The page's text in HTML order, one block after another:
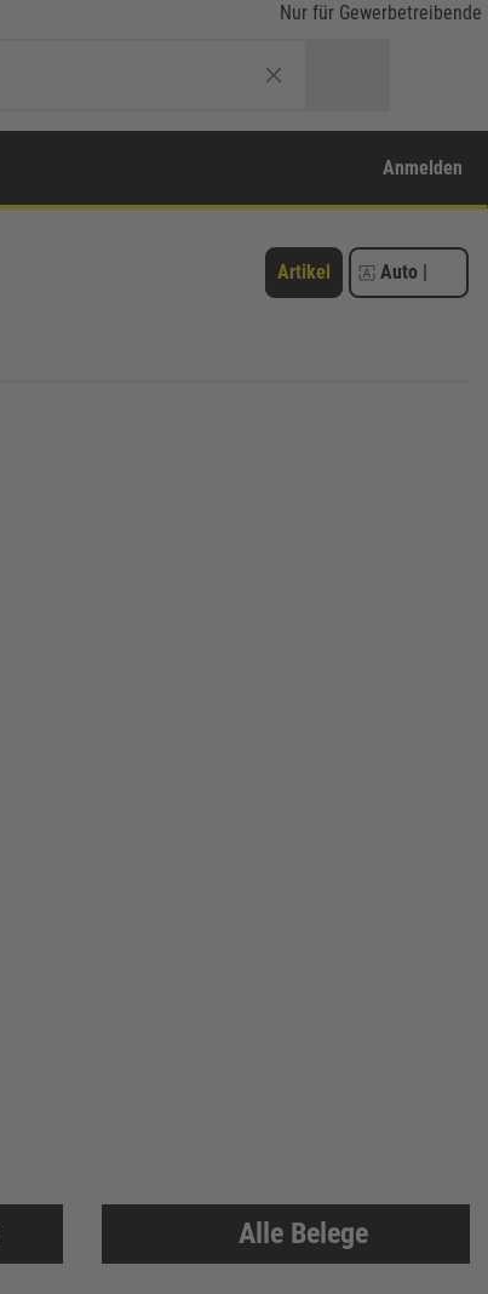
Nur für Gewerbetreibende
Anmelden
Artikel Auto |
Alle Belege